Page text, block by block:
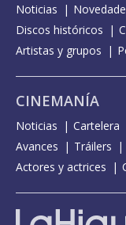
Noticias
Discos históricos
Artistas y grupos
CINEMANÍA
Noticias Cartelera
Avances
Tráilers
Actores y actrices